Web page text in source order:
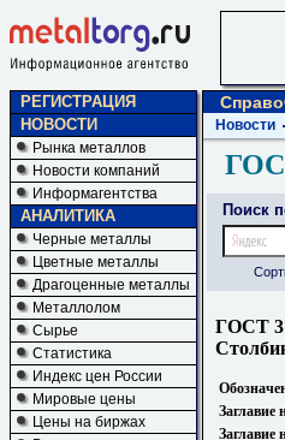
РЕГИСТРАЦИЯ
НОВОСТИ
Рынка металлов
Новости компаний
Информагентства
АНАЛИТИКА
Черные металлы
Цветные металлы
Драгоценные металлы
Металлолом
Сырье
Статистика
Индекс цен России
Мировые цены
Цены на биржах
Новости
Поиск
ГОСТ
Заглавие
Заглавие